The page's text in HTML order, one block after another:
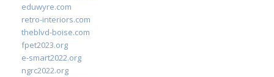
eduwyre.com
retro-interiors.com
theblvd-boise.com
fpet2023.org
e-smart2022.org
ngrc2022.org